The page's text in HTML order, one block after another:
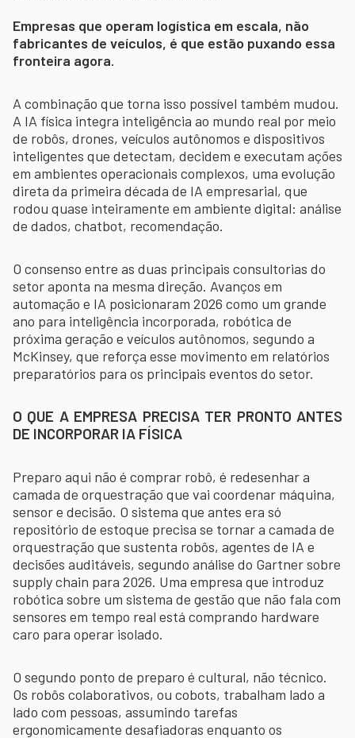
Empresas que operam logística em escala, não
fabricantes de veículos, é que estão puxando essa
fronteira agora.
A combinação que torna isso possível também mudou.
A IA física integra inteligência ao mundo real por meio
de robôs, drones, veículos autônomos e dispositivos
inteligentes que detectam, decidem e executam ações
em ambientes operacionais complexos, uma evolução
direta da primeira década de IA empresarial, que
rodou quase inteiramente em ambiente digital: análise
de dados, chatbot, recomendação.
O consenso entre as duas principais consultorias do
setor aponta na mesma direção. Avanços em
automação e IA posicionaram 2026 como um grande
ano para inteligência incorporada, robótica de
próxima geração e veículos autônomos, segundo a
McKinsey, que reforça esse movimento em relatórios
preparatórios para os principais eventos do setor.
O QUE A EMPRESA PRECISA TER PRONTO ANTES
DE INCORPORAR IA FÍSICA
Preparo aqui não é comprar robô, é redesenhar a
camada de orquestração que vai coordenar máquina,
sensor e decisão. O sistema que antes era só
repositório de estoque precisa se tornar a camada de
orquestração que sustenta robôs, agentes de IA e
decisões auditáveis, segundo análise do Gartner sobre
supply chain para 2026. Uma empresa que introduz
robótica sobre um sistema de gestão que não fala com
sensores em tempo real está comprando hardware
caro para operar isolado.
O segundo ponto de preparo é cultural, não técnico.
Os robôs colaborativos, ou cobots, trabalham lado a
lado com pessoas, assumindo tarefas
ergonomicamente desafiadoras enquanto os